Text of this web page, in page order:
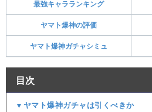
最強キャラランキング
ヤマト爆神の評価
ヤマト爆神ガチャシミュ
目次
▼ヤマト爆神ガチャは引くべきか